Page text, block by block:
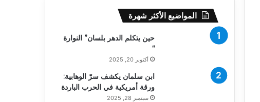
المواضيع الأكثر شهرة
حين يتكلم الدهر بلسان” النوارة
“
أكتوبر 20, 2025
ابن سلمان يكشف سرّ الوهابية:
ورقة أمريكية في الحرب الباردة
سبتمبر 28, 2025